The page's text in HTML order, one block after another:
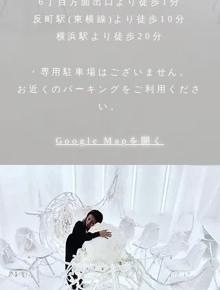
反町駅(東横線)より徒歩10分
​横浜駅より徒歩20分
・専用駐車場はございません。
​お近くのパーキングをご利用くださ
い。
Google Mapを開く